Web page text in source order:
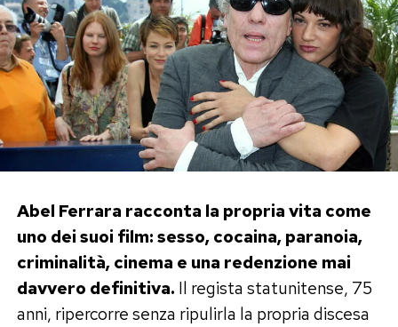
Abel Ferrara racconta la propria vita come
uno dei suoi film: sesso, cocaina, paranoia,
criminalità, cinema e una redenzione mai
davvero definitiva. Il regista statunitense, 75
anni, ripercorre senza ripulirla la propria discesa